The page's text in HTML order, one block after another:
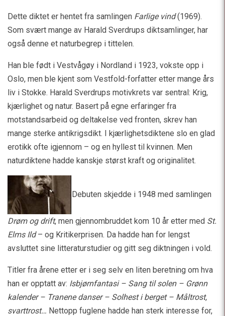
Dette diktet er hentet fra samlingen Farlige vind(1969).
Som svært mange av Harald Sverdrups diktsamlinger, har
også denne et naturbegrep i tittelen.
Han ble født i Vestvågøy i Nordland i 1923, vokste opp i
Oslo, men ble kjent som Vestfold-forfatter etter mange års
liv i Stokke. Harald Sverdrups motivkrets var sentral: Krig,
kjærlighet og natur. Basert på egne erfaringer fra
motstandsarbeid og deltakelse ved fronten, skrev han
mange sterke antikrigsdikt. I kjærlighetsdiktene slo en glad
erotikk ofte igjennom – og en hyllest til kvinnen. Men
naturdiktene hadde kanskje størst kraft og originalitet.
Debuten skjedde i 1948 med samlingen
Drøm og drift, men gjennombruddet kom 10 år etter med St.
Elms Ild– og Kritikerprisen. Da hadde han for lengst
avsluttet sine litteraturstudier og gitt seg diktningen i vold.
Titler fra årene etter er i seg selv en liten beretning om hva
han er opptatt av: Isbjørnfantasi – Sang til solen – Grønn
kalender – Tranene danser – Solhest i berget – Måltrost,
svarttrost… Nettopp fuglene hadde han sterk interesse for,